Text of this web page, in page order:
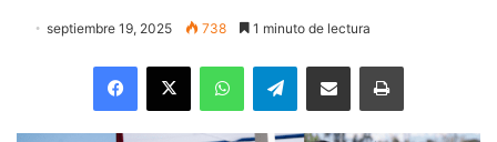
septiembre 19, 2025 738 1 minuto de lectura
Facebook
X WhatsAppTelegramEnviar vía email Imprimir